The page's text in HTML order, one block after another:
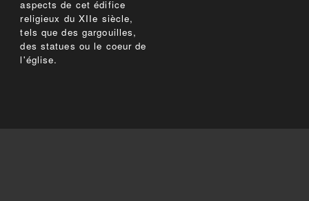
aspects de cet édifice
religieux du XIIe siècle,
tels que des gargouilles,
des statues ou le coeur de
l'église.